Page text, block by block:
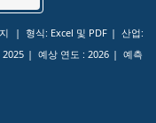
형식: Excel 및 PDF
산업:
2025 예상 연도 : 2026
예측